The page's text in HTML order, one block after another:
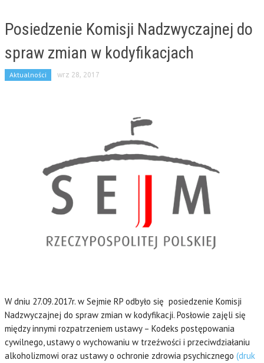
Posiedzenie Komisji Nadzwyczajnej do
spraw zmian w kodyfikacjach
Aktualności wrz 28, 2017
W dniu 27.09.2017r. w Sejmie RP odbyło się posiedzenie Komisji
Nadzwyczajnej do spraw zmian w kodyfikacji. Posłowie zajęli się
między innymi rozpatrzeniem ustawy – Kodeks postępowania
cywilnego, ustawy o wychowaniu w trzeźwości i przeciwdziałaniu
alkoholizmowi oraz ustawy o ochronie zdrowia psychicznego (druk